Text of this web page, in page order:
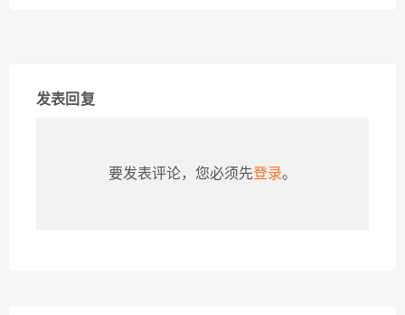
发表回复
要发表评论，您必须先登录。